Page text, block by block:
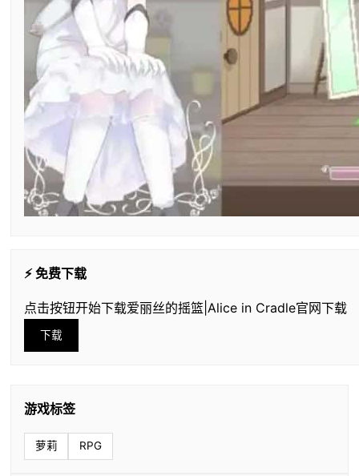
⚡ 免费下载
点击按钮开始下载爱丽丝的摇篮|Alice in Cradle官网下载
下载
游戏标签
萝莉 RPG